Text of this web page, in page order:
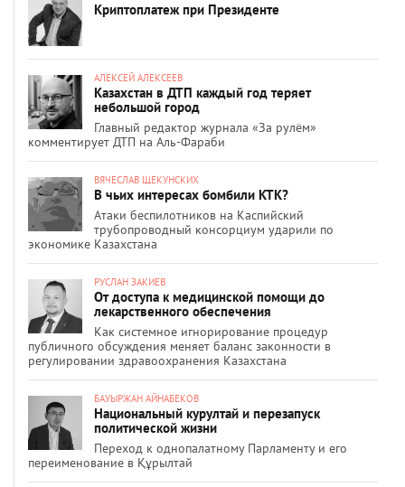
Криптоплатеж при Президенте
АЛЕКСЕЙ АЛЕКСЕЕВ
Казахстан в ДТП каждый год теряет
небольшой город
Главный редактор журнала «За рулём»
комментирует ДТП на Аль-Фараби
ВЯЧЕСЛАВ ЩЕКУНСКИХ
В чьих интересах бомбили КТК?
Атаки беспилотников на Каспийский
трубопроводный консорциум ударили по
экономике Казахстана
РУСЛАН ЗАКИЕВ
От доступа к медицинской помощи до
лекарственного обеспечения
Как системное игнорирование процедур
публичного обсуждения меняет баланс законности в
регулировании здравоохранения Казахстана
БАУЫРЖАН АЙНАБЕКОВ
Национальный курултай и перезапуск
политической жизни
Переход к однопалатному Парламенту и его
переименование в Құрылтай